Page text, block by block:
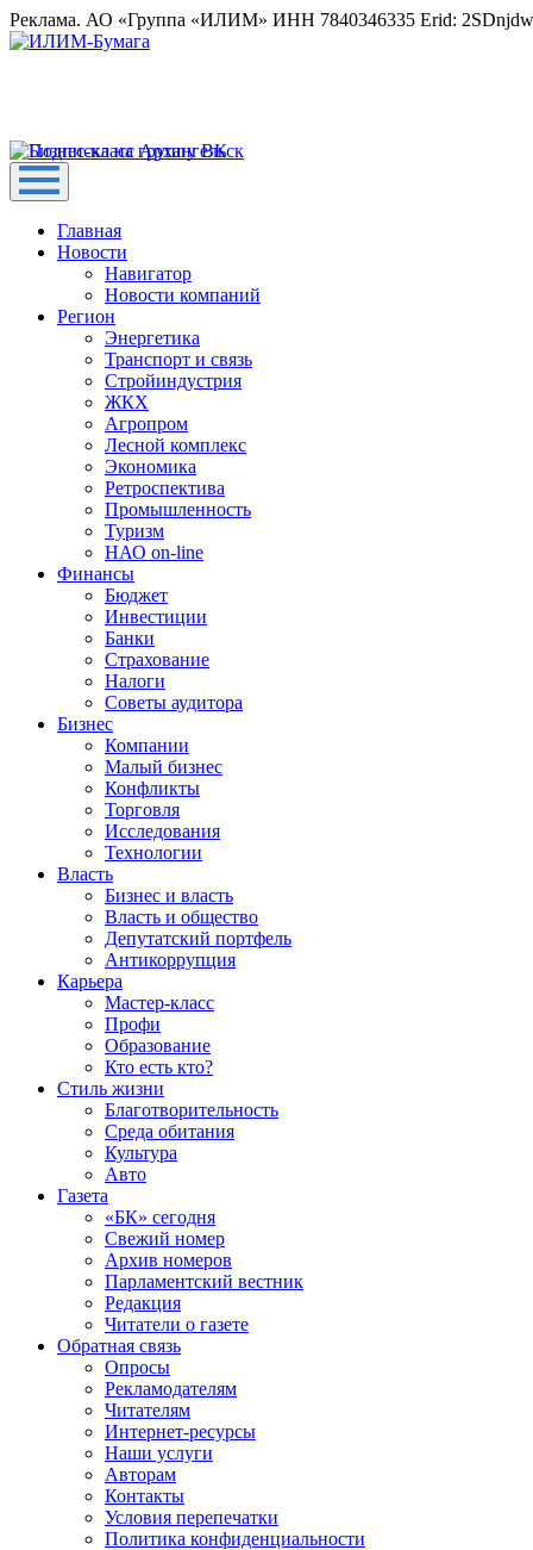
Реклама. АО «Группа «ИЛИМ» ИНН 7840346335 Erid:
Главная
Новости
Навигатор
Новости компаний
Регион
Энергетика
Транспорт и связь
Стройиндустрия
ЖКХ
Агропром
Лесной комплекс
Экономика
Ретроспектива
Промышленность
Туризм
НАО on-line
Финансы
Бюджет
Инвестиции
Банки
Страхование
Налоги
Советы аудитора
Бизнес
Компании
Малый бизнес
Конфликты
Торговля
Исследования
Технологии
Власть
Бизнес и власть
Власть и общество
Депутатский портфель
Антикоррупция
Карьера
Мастер-класс
Профи
Образование
Кто есть кто?
Стиль жизни
Благотворительность
Среда обитания
Культура
Авто
Газета
«БК» сегодня
Свежий номер
Архив номеров
Парламентский вестник
Редакция
Читатели о газете
Обратная связь
Опросы
Рекламодателям
Читателям
Интернет-ресурсы
Наши услуги
Авторам
Контакты
Условия перепечатки
Политика конфиденциальности